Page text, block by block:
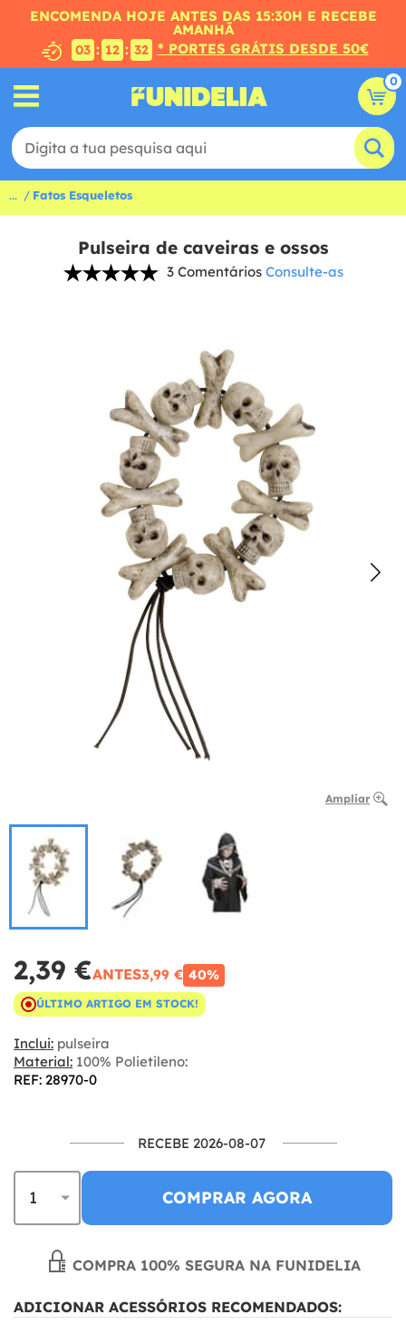
ENCOMENDA HOJE ANTES DAS 15:30H E RECEBE
AMANHÃ
03 : 12 : 32 * PORTES GRÁTIS DESDE 50€
0
... Fatos Esqueletos
Pulseira de caveiras e ossos
3 Comentários Consulte-as
Ampliar
2,39 €ANTES3,99 € 40%
ÚLTIMO ARTIGO EM STOCK!
Inclui: pulseira
Material: 100% Polietileno:
REF: 28970-0
RECEBE 2026-08-07
COMPRAR AGORA
COMPRA 100% SEGURA NA FUNIDELIA
ADICIONAR ACESSÓRIOS RECOMENDADOS: